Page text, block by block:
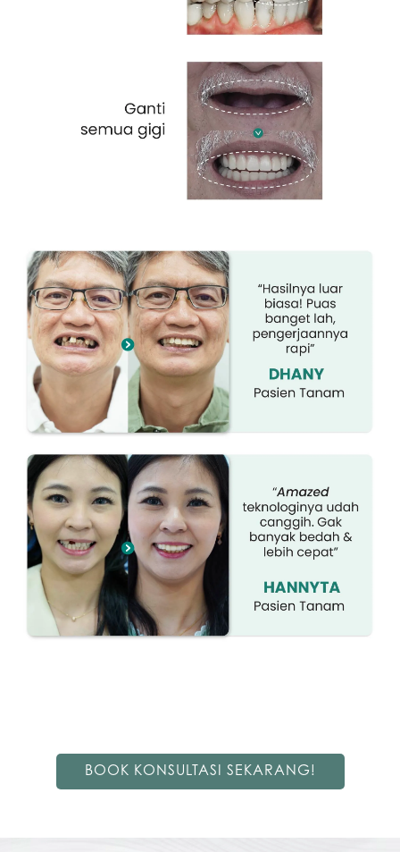
BOOK KONSULTASI SEKARANG!